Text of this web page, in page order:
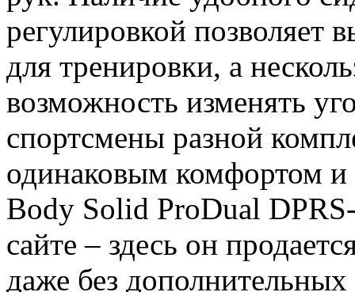
регулировкой позволяет
для тренировки, а
возможность изменять
спортсмены разной
одинаковым комфортом
Body Solid ProDual
сайте – здесь он
даже без